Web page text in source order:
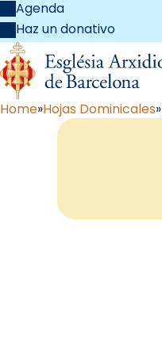
Agenda
Haz un donativo
Home Hojas Dominicales